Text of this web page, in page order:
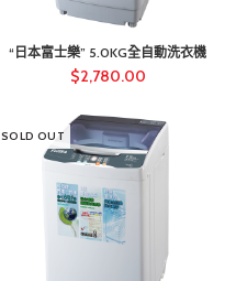
“日本富士樂” 5.0KG全自動洗衣機
$2,780.00
SOLD OUT